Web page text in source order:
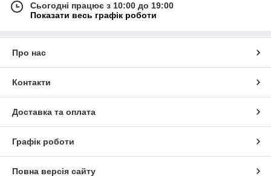
Сьогодні працює з 10:00 до 19:00
Показати весь графік роботи
Про нас
Контакти
Доставка та оплата
Графік роботи
Повна версія сайту